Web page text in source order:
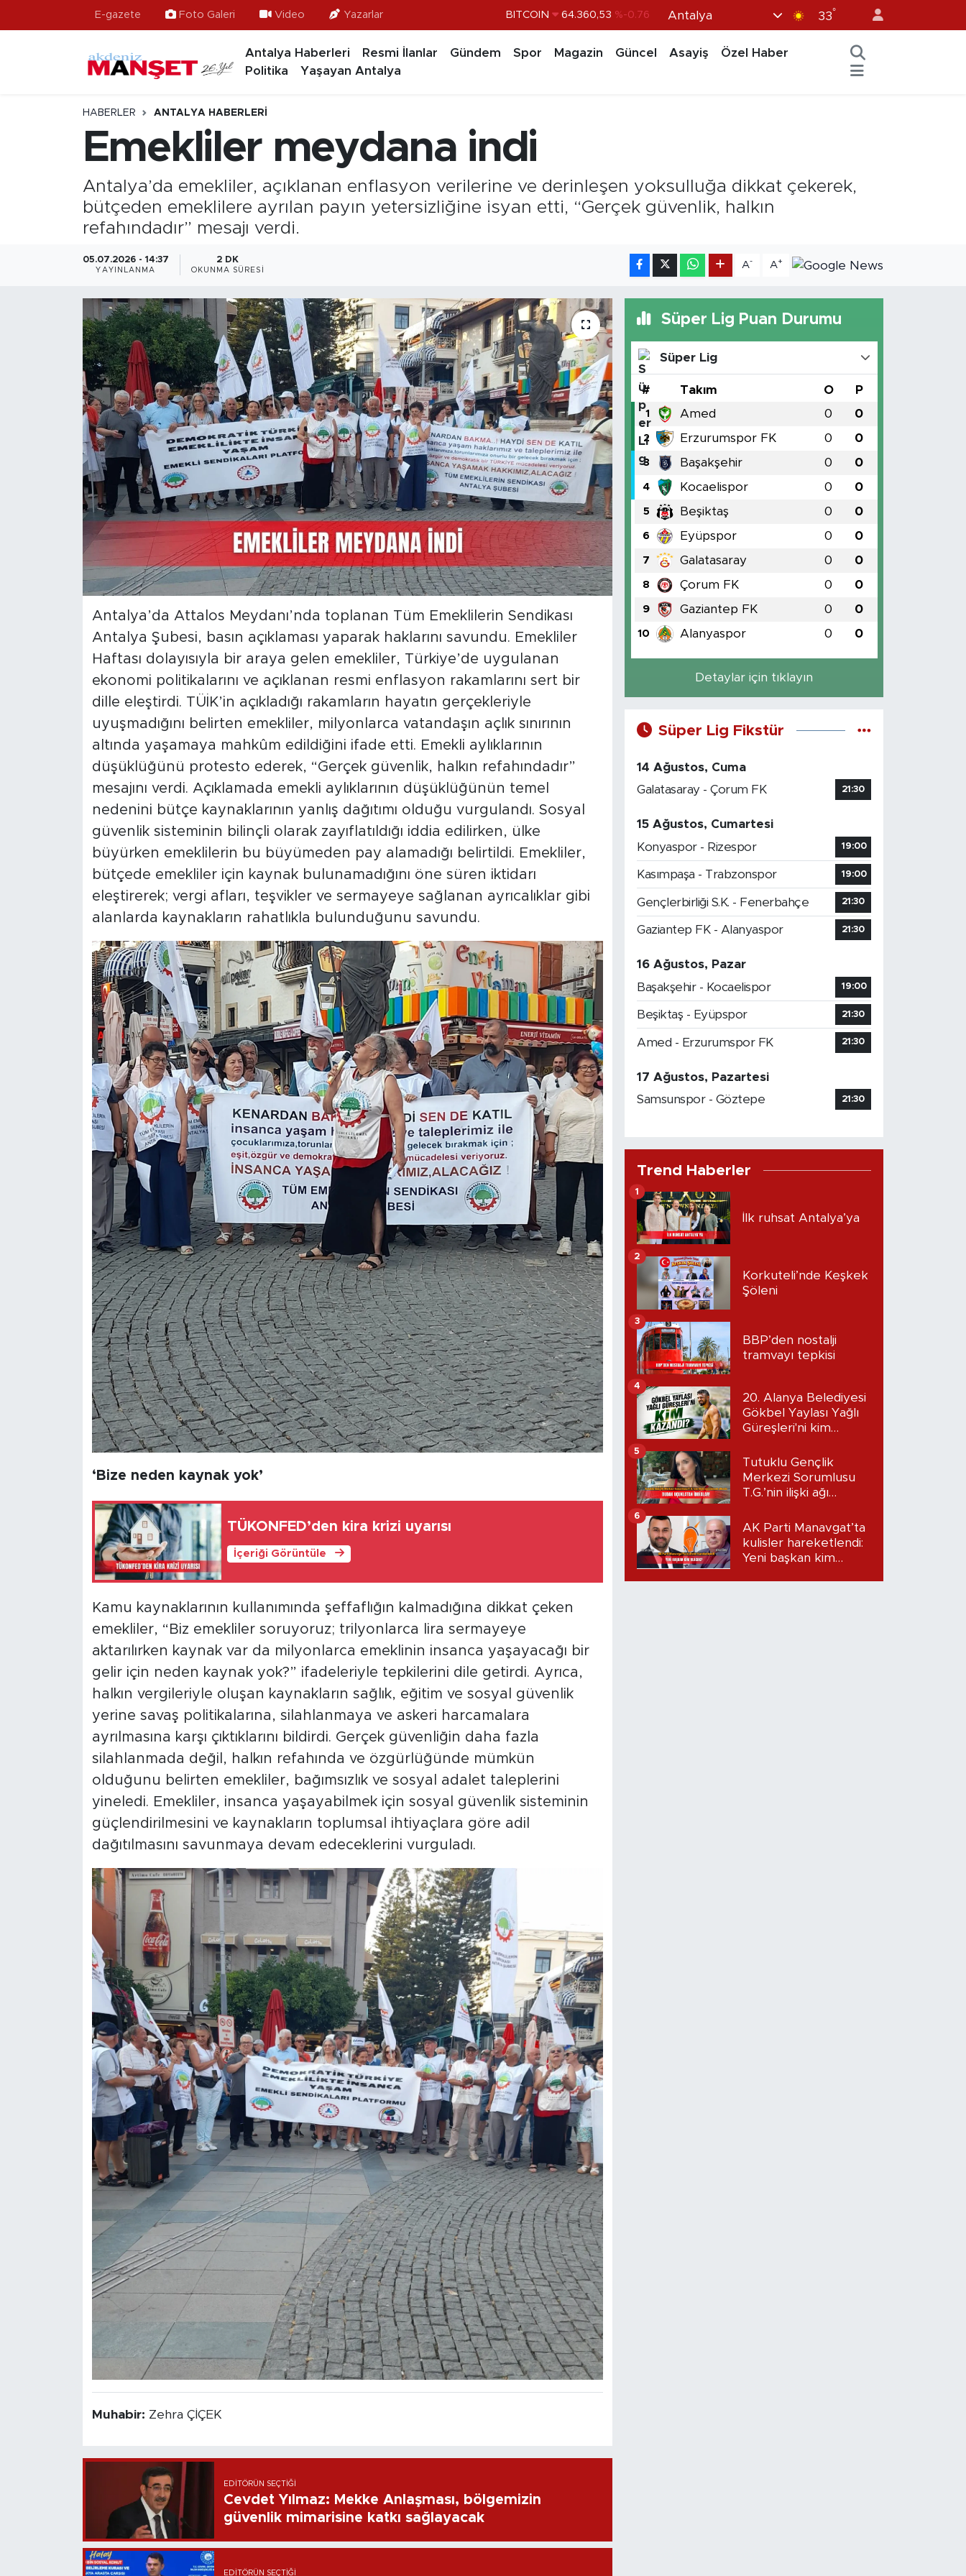
E-gazete Foto Galeri Video Yazarlar DOLAR 47,7069 %0.17
BITCOIN
Antalya 33°
Antalya Haberleri Resmi İlanlar Gündem Spor Magazin Güncel Asayiş
Özel Haber
Politika
Yaşayan Antalya
HABERLER ANTALYA HABERLERI
Emekliler meydana indi
Antalya’da emekliler, açıklanan enflasyon verilerine ve derinleşen yoksulluğa dikkat çekerek,
bütçeden emeklilere ayrılan payın yetersizliğine isyan etti, “Gerçek güvenlik, halkın
refahındadır” mesajı verdi.
05.07.2026 - 14:37
YAYINLANMA
2 DK
OKUNMA SÜRESI
A- A+
Antalya’da Attalos Meydanı’nda toplanan Tüm Emeklilerin Sendikası
Antalya Şubesi, basın açıklaması yaparak haklarını savundu. Emekliler
Haftası dolayısıyla bir araya gelen emekliler, Türkiye’de uygulanan
ekonomi politikalarını ve açıklanan resmi enflasyon rakamlarını sert bir
dille eleştirdi. TÜİK’in açıkladığı rakamların hayatın gerçekleriyle
uyuşmadığını belirten emekliler, milyonlarca vatandaşın açlık sınırının
altında yaşamaya mahkûm edildiğini ifade etti. Emekli aylıklarının
düşüklüğünü protesto ederek, “Gerçek güvenlik, halkın refahındadır”
mesajını verdi. Açıklamada emekli aylıklarının düşüklüğünün temel
nedenini bütçe kaynaklarının yanlış dağıtımı olduğu vurgulandı. Sosyal
güvenlik sisteminin bilinçli olarak zayıflatıldığı iddia edilirken, ülke
büyürken emeklilerin bu büyümeden pay alamadığı belirtildi. Emekliler,
bütçede emekliler için kaynak bulunamadığını öne süren iktidarı
eleştirerek; vergi afları, teşvikler ve sermayeye sağlanan ayrıcalıklar gibi
alanlarda kaynakların rahatlıkla bulunduğunu savundu.
‘Bize neden kaynak yok’
TÜKONFED’den kira krizi uyarısı
İçeriği Görüntüle
Kamu kaynaklarının kullanımında şeffaflığın kalmadığına dikkat çeken
emekliler, “Biz emekliler soruyoruz; trilyonlarca lira sermayeye
aktarılırken kaynak var da milyonlarca emeklinin insanca yaşayacağı bir
gelir için neden kaynak yok?” ifadeleriyle tepkilerini dile getirdi. Ayrıca,
halkın vergileriyle oluşan kaynakların sağlık, eğitim ve sosyal güvenlik
yerine savaş politikalarına, silahlanmaya ve askeri harcamalara
ayrılmasına karşı çıktıklarını bildirdi. Gerçek güvenliğin daha fazla
silahlanmada değil, halkın refahında ve özgürlüğünde mümkün
olduğunu belirten emekliler, bağımsızlık ve sosyal adalet taleplerini
yineledi. Emekliler, insanca yaşayabilmek için sosyal güvenlik sisteminin
güçlendirilmesini ve kaynakların toplumsal ihtiyaçlara göre adil
dağıtılmasını savunmaya devam edeceklerini vurguladı.
Muhabir: Zehra ÇİÇEK
EDITÖRÜN SEÇTIĞI
Cevdet Yılmaz: Mekke Anlaşması, bölgemizin
güvenlik mimarisine katkı sağlayacak
EDITÖRÜN SEÇTIĞI
Süper Lig Puan Durumu
Süper Lig
# Takım O P
1 Amed 0 0
2 Erzurumspor FK 0 0
3 Başakşehir 0 0
4 Kocaelispor 0 0
5 Beşiktaş 0 0
6 Eyüpspor 0 0
7 Galatasaray 0 0
8 Çorum FK 0 0
9 Gaziantep FK 0 0
10 Alanyaspor 0 0
Detaylar için tıklayın
Süper Lig Fikstür
14 Ağustos, Cuma
Galatasaray - Çorum FK
21:30
15 Ağustos, Cumartesi
Konyaspor - Rizespor
19:00
Kasımpaşa - Trabzonspor 19:00
Gençlerbirliği S.K. - Fenerbahçe 21:30
Gaziantep FK - Alanyaspor 21:30
16 Ağustos, Pazar
Başakşehir - Kocaelispor
19:00
Beşiktaş - Eyüpspor 21:30
Amed - Erzurumspor FK 21:30
17 Ağustos, Pazartesi
Samsunspor - Göztepe
21:30
Trend Haberler
İlk ruhsat Antalya’ya
1
Korkuteli’nde Keşkek
Şöleni
2
BBP’den nostalji
tramvayı tepkisi
3
20. Alanya Belediyesi
Gökbel Yaylası Yağlı
Güreşleri'ni kim
4
Tutuklu Gençlik
Merkezi Sorumlusu
T.G.’nin ilişki ağı
Dudak uçuklatan
iddialar!
5
AK Parti Manavgat’ta
kulisler hareketlendi:
Yeni başkan kim
6
Ekonomi
Gündem
Kültür- Sanat
Magazin
Özel Haber
Politika
Resmi İlanlar
Turizm
Hava Durumu
Süper Lig Puan Durumu ve Fikstür
Tüm Manşetler
Son Dakika Haberleri
Haber Arşivi